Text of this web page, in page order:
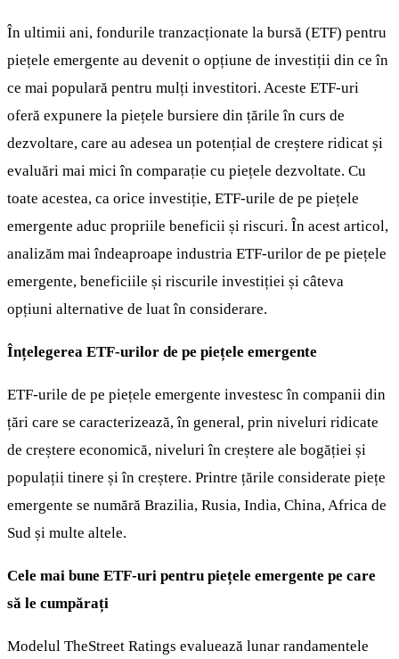
În ultimii ani, fondurile tranzacționate la bursă (ETF) pentru
piețele emergente au devenit o opțiune de investiții din ce în
ce mai populară pentru mulți investitori. Aceste ETF-uri
oferă expunere la piețele bursiere din țările în curs de
dezvoltare, care au adesea un potențial de creștere ridicat și
evaluări mai mici în comparație cu piețele dezvoltate. Cu
toate acestea, ca orice investiție, ETF-urile de pe piețele
emergente aduc propriile beneficii și riscuri. În acest articol,
analizăm mai îndeaproape industria ETF-urilor de pe piețele
emergente, beneficiile și riscurile investiției și câteva
opțiuni alternative de luat în considerare.
Înțelegerea ETF-urilor de pe piețele emergente
ETF-urile de pe piețele emergente investesc în companii din
țări care se caracterizează, în general, prin niveluri ridicate
de creștere economică, niveluri în creștere ale bogăției și
populații tinere și în creștere. Printre țările considerate piețe
emergente se numără Brazilia, Rusia, India, China, Africa de
Sud și multe altele.
Cele mai bune ETF-uri pentru piețele emergente pe care
să le cumpărați
Modelul TheStreet Ratings evaluează lunar randamentele